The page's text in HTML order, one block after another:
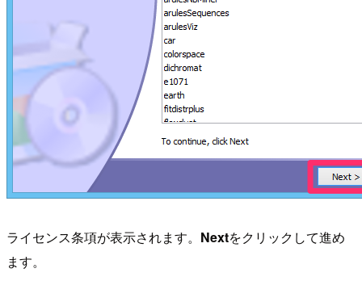
ライセンス条項が表示されます。 Nextをクリックして進め
ます。